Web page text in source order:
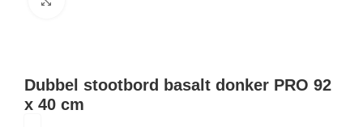
Dubbel stootbord basalt donker PRO 92
x 40 cm